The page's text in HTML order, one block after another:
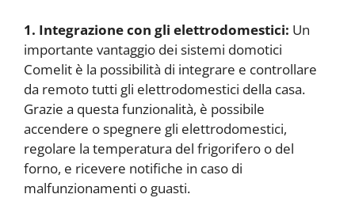
1. Integrazione con gli elettrodomestici: Un
importante vantaggio dei sistemi domotici
Comelit è la possibilità di integrare e controllare
da remoto tutti gli elettrodomestici della casa.
Grazie a questa funzionalità, è possibile
accendere o spegnere gli elettrodomestici,
regolare la temperatura del frigorifero o del
forno, e ricevere notifiche in caso di
malfunzionamenti o guasti.